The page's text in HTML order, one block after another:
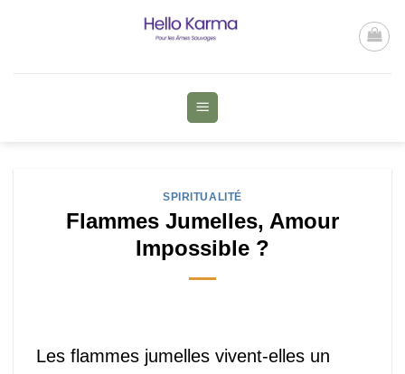
SPIRITUALITÉ
Flammes Jumelles, Amour
Impossible ?
Les flammes jumelles vivent-elles un